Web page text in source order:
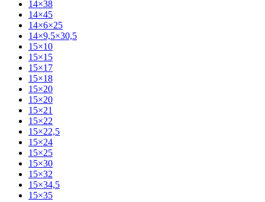
14×38
14×45
14×6×25
14×9,5×30,5
15×10
15×15
15×17
15×18
15×20
15×20
15×21
15×22
15×22,5
15×24
15×25
15×30
15×32
15×34,5
15×35